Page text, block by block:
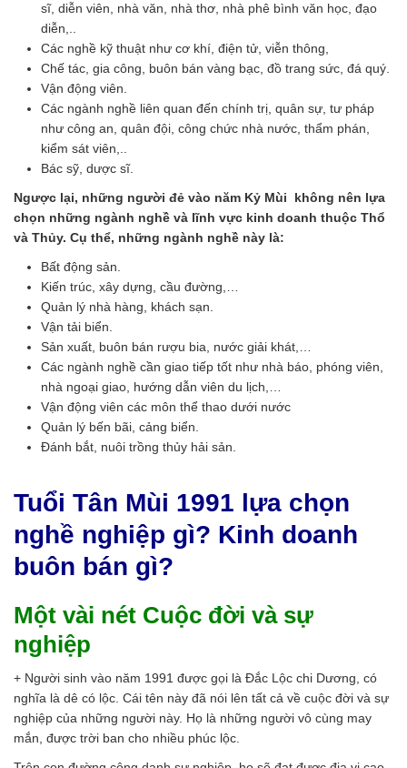
sĩ, diễn viên, nhà văn, nhà thơ, nhà phê bình văn học, đạo
diễn,..
Các nghề kỹ thuật như cơ khí, điện tử, viễn thông,
Chế tác, gia công, buôn bán vàng bạc, đồ trang sức, đá quý.
Vận động viên.
Các ngành nghề liên quan đến chính trị, quân sự, tư pháp
như công an, quân đội, công chức nhà nước, thẩm phán,
kiểm sát viên,..
Bác sỹ, dược sĩ.
Ngược lại, những người đẻ vào năm Kỷ Mùi không nên lựa
chọn những ngành nghề và lĩnh vực kinh doanh thuộc Thổ
và Thủy. Cụ thể, những ngành nghề này là:
Bất động sản.
Kiến trúc, xây dựng, cầu đường,…
Quản lý nhà hàng, khách sạn.
Vận tải biển.
Sản xuất, buôn bán rượu bia, nước giải khát,…
Các ngành nghề cần giao tiếp tốt như nhà báo, phóng viên,
nhà ngoại giao, hướng dẫn viên du lịch,…
Vận động viên các môn thể thao dưới nước
Quản lý bến bãi, cảng biển.
Đánh bắt, nuôi trồng thủy hải sản.
Tuổi Tân Mùi 1991 lựa chọn
nghề nghiệp gì? Kinh doanh
buôn bán gì?
Một vài nét Cuộc đời và sự
nghiệp
+ Người sinh vào năm 1991 được gọi là Đắc Lộc chi Dương, có
nghĩa là dê có lộc. Cái tên này đã nói lên tất cả về cuộc đời và sự
nghiệp của những người này. Họ là những người vô cùng may
mắn, được trời ban cho nhiều phúc lộc.